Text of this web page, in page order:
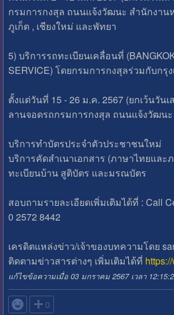
กรมการกงสุล ถนนแจ้งวัฒนะ สำนักงาน
ภูเก็ต , เชียงใหม่ และพัทยา
5) บริการรถทะเบียนเคลื่อนที่
SERVICE) โดยกรมการกงสุลร่วมกับกรุ
ตั้งแต่วันที่ 15 - 26 ม.ค. 2567 (ยกเว้นวัน
ลานจอดรถกรมการกงสุล ถนนแจ้งวัฒนะ
บริการทำบัตรประจำตัวประชาชนใหม่
บริการคัดสำเนาเอกสาร (ภาษาไทยและ
ทะเบียนบ้าน สูติบัตร และมรณบัตร
สอบถามรายละเอียดเพิ่มเติมได้ที่ : Call
0 2572 8442
เครดิตแหล่งข่าว/เจ้าของบทความโดย
ติดตามข่าวสารต่างๆ เพิ่มเติมได้ที่
แก้ไขข้อความเมื่อ 03 มกราคม 2567 เวลา
 0